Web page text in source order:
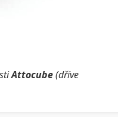
Attocube(dříve